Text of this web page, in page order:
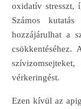
oxidatív stresszt,
Számos
hozzájárulhat a
vérkeringést.
Ezen kívül az